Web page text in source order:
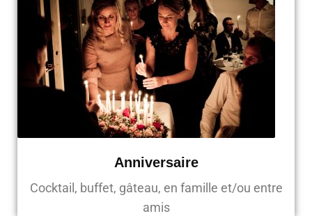
Anniversaire
Cocktail, buffet, gâteau, en famille et/ou entre
amis